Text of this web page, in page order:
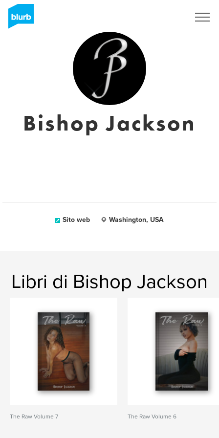
Bishop Jackson
Sito web Washington, USA
Libri di Bishop Jackson
The Raw Volume 7 The Raw Volume 6